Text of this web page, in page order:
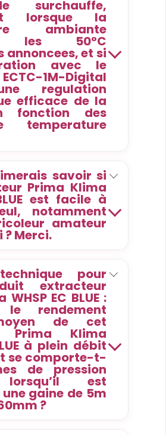
surchauffe,
lorsque la
ambiante
les 50°C
annoncees, et si
avec le
1M-Digital
regulation
efficace de la
fonction des
temperature
savoir si
Prima Klima
est facile à
notamment
amateur
Merci.
pour
extracteur
EC BLUE :
rendement
de cet
Prima Klima
à plein débit
se comporte-t-
de pression
est
gaine de 5m
?